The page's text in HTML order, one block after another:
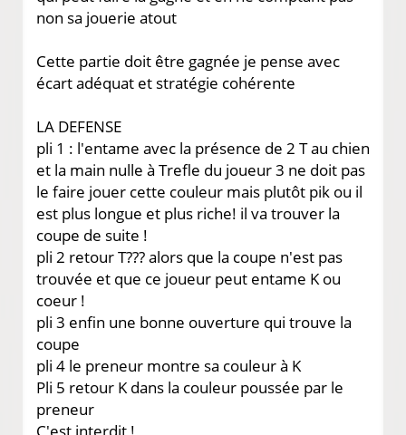
non sa jouerie atout
Cette partie doit être gagnée je pense avec
écart adéquat et stratégie cohérente
LA DEFENSE
pli 1 : l'entame avec la présence de 2 T au chien
et la main nulle à Trefle du joueur 3 ne doit pas
le faire jouer cette couleur mais plutôt pik ou il
est plus longue et plus riche! il va trouver la
coupe de suite !
pli 2 retour T??? alors que la coupe n'est pas
trouvée et que ce joueur peut entame K ou
coeur !
pli 3 enfin une bonne ouverture qui trouve la
coupe
pli 4 le preneur montre sa couleur à K
Pli 5 retour K dans la couleur poussée par le
preneur